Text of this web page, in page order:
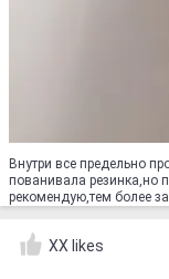
Внутри все предельно
пованивала резинка,но
рекомендую,тем более
XX likes